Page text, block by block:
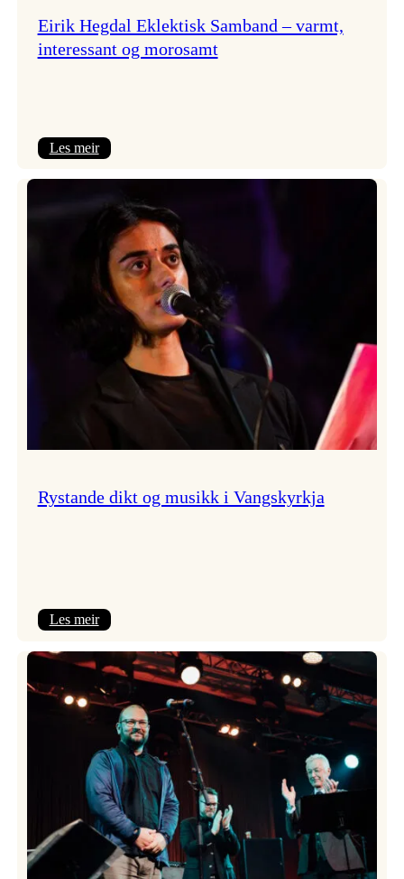
Eirik Hegdal Eklektisk Samband – varmt,
interessant og morosamt
Les meir:
Eklektisk
Samband
varmt,
interessant
morosamt
Rystande dikt og musikk i Vangskyrkja
Les meir:
dikt
og
musikk
Vangskyrkja